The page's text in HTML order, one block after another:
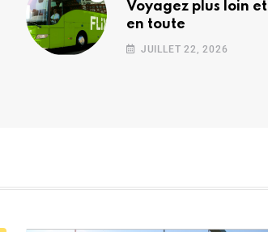
Voyagez plus loin et
en toute
JUILLET 22, 2026